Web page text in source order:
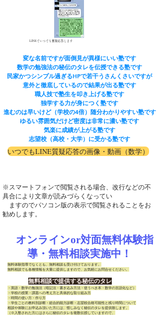
LINEでいつでも質疑応答します
変な名前ですが面倒見が異様にいい塾です
​数学の勉強法の秘伝のタレを伝授できる塾です
民家かつシンプル過ぎるHPで若干うさんくさいですが
​意外と徹底しているので結果が出る塾です
​職人技で塾生を叩き上げる塾です
​独学する力が身につく塾です
進むのは早いけど（学校の4倍）随分わかりやすい塾です
ゆるい雰囲気だけど密度は非常に濃い塾です
気楽に成績が上がる塾です
志望校（高校・大学）に受かる塾です
いつでもLINE質疑応答の画像・動画（数学）
※スマートフォンで閲覧される場合、改行などの不
具合により文章が読みづらくなってい
ますのでパソコン版の表示で閲覧されることをお
勧めします。
オンラインor対面無料体験指
導・無料相談実施中！
無料体験指導でなくとも、無料相談も受け付けております。
無料相談でも各種情報を大量に提供しますので、お気軽にお問合せください。
無料相談で提供する秘伝のタレ
・英語・数学の勉強法（暗記法・書き込み方法・使うべき本・数学の言語化など）
・学校の授業・課題への考え方と具体的な取り組み方
・時間の使い方・作り方
・学生ごとの教科別診断・総合的能力診断・志望校合格可能性と残り時間について
相談や体験にお申込み頂いた方には、惜しみなく秘伝のタレを提供致します。
（※入塾された方にはさらに秘伝のタレを複数伝授していますので、